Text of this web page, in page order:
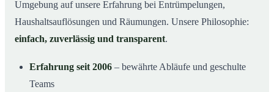
Umgebung auf unsere Erfahrung bei Entrümpelungen,
Haushaltsauflösungen und Räumungen. Unsere Philosophie:
einfach, zuverlässig und transparent.
Erfahrung seit 2006 – bewährte Abläufe und geschulte
Teams